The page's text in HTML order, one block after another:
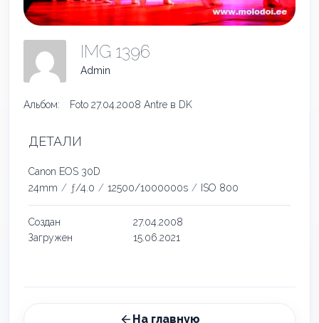
IMG 1396
Admin
Альбом: Foto 27.04.2008 Antre в DK
ДЕТАЛИ
Canon EOS 30D
24mm / ƒ/4.0 / 12500/1000000s / ISO 800
Создан
27.04.2008
Загружен
15.06.2021
На главную